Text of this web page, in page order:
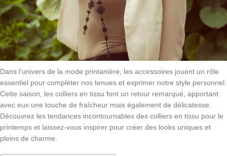
Dans l’univers de la mode printanière, les accessoires jouent un rôle
essentiel pour compléter nos tenues et exprimer notre style personnel.
Cette saison, les colliers en tissu font un retour remarqué, apportant
avec eux une touche de fraîcheur mais également de délicatesse.
Découvrez les tendances incontournables des colliers en tissu pour le
printemps et laissez-vous inspirer pour créer des looks uniques et
pleins de charme.